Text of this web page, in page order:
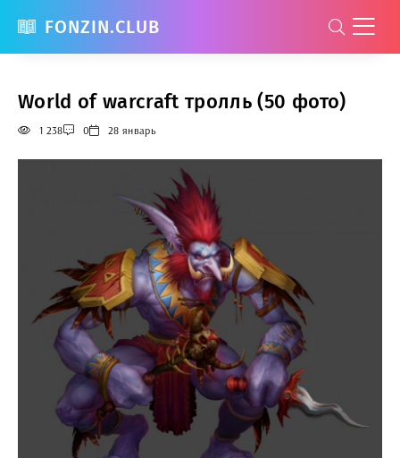
FONZIN.CLUB
World of warcraft тролль (50 фото)
1 238 0 28 январь